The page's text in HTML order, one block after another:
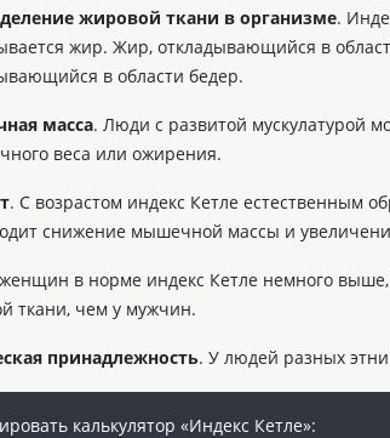
жировой ткани в организме.
жир. Жир, откладывающийся в
в области бедер.
масса. Люди с развитой мускулатурой
веса или ожирения.
. С возрастом индекс Кетле естественным
снижение мышечной массы и
в норме индекс Кетле немного
ткани, чем у мужчин.
принадлежность. У людей разных
калькулятор «Индекс Кетле»: